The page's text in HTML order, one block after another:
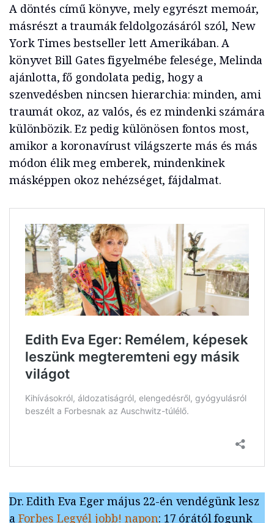
A döntés című könyve, mely egyrészt memoár,
másrészt a traumák feldolgozásáról szól, New
York Times bestseller lett Amerikában. A
könyvet Bill Gates figyelmébe felesége, Melinda
ajánlotta, fő gondolata pedig, hogy a
szenvedésben nincsen hierarchia: minden, ami
traumát okoz, az valós, és ez mindenki számára
különbözik. Ez pedig különösen fontos most,
amikor a koronavírust világszerte más és más
módon élik meg emberek, mindenkinek
másképpen okoz nehézséget, fájdalmat.
Dr. Edith Eva Eger május 22-én vendégünk lesz
a Forbes Legyél jobb! napon: 17 órától fogunk